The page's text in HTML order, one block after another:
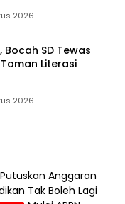
2026
SD Tewas
Literasi
2026